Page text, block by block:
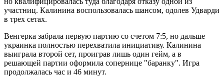
участниц. Калинина воспользовалась шансом, одолев Удварди
в трех сетах.
Венгерка забрала первую партию со счетом 7:5, но дальше
украинка полностью перехватила инициативу. Калинина
выиграла второй сет, проиграв лишь один гейм, а в
решающей партии оформила сопернице "баранку". Игра
продолжалась час и 46 минут.